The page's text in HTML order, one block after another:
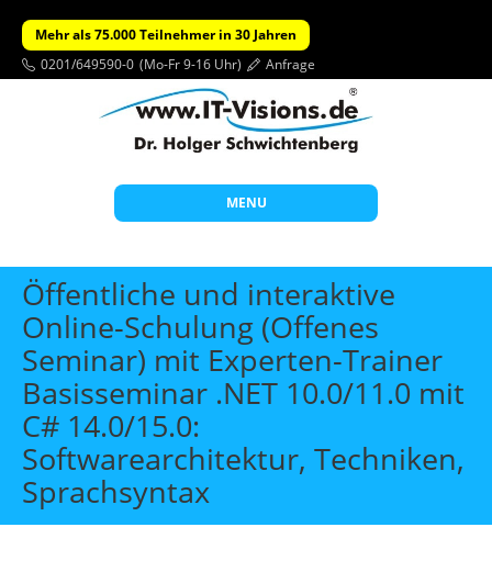
Mehr als 75.000 Teilnehmer in 30 Jahren
0201/649590-0 (Mo-Fr 9-16 Uhr) Anfrage
MENU
Start
Themen
Beratung
Individuelle Schulungen
Offene Seminare
Wissen
Über uns
Öffentliche und interaktive
Online-Schulung (Offenes
Seminar) mit Experten-Trainer
Basisseminar .NET 10.0/11.0 mit
C# 14.0/15.0:
Softwarearchitektur, Techniken,
Sprachsyntax